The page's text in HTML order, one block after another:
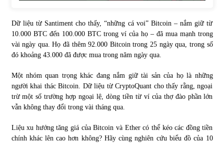
Phân tích giá tiền điện tử sau ngày thị trường lập kỷ lục
vốn hóa
09/11/2021
Chứng khoán ngày 12/10/2021: Top 10 cổ phiếu nổi bật
13/10/2021
13/10/2021
Dữ liệu từ Santiment cho thấy, “những cá voi” Bitcoin – nắm giữ từ
10.000 BTC đến 100.000 BTC trong ví của họ – đã mua mạnh trong
vài ngày qua. Họ đã thêm 92.000 Bitcoin trong 25 ngày qua, trong số
đó khoảng 43.000 đã được mua trong năm ngày qua.
Một nhóm quan trọng khác đang nắm giữ tài sản của họ là những
người khai thác Bitcoin. Dữ liệu từ CryptoQuant cho thấy rằng, ngoại
trừ một số trường hợp ngoại lệ, dòng tiền từ ví của thợ đào phần lớn
vẫn không thay đổi trong vài tháng qua.
Liệu xu hướng tăng giá của Bitcoin và Ether có thể kéo các đồng tiền
chính khác lên cao hơn không? Hãy cùng nghiên cứu biểu đồ của 10